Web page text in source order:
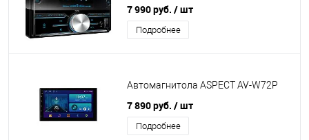
7 990 руб. / шт
Подробнее
Автомагнитола ASPECT AV-W72P
7 890 руб. / шт
Подробнее